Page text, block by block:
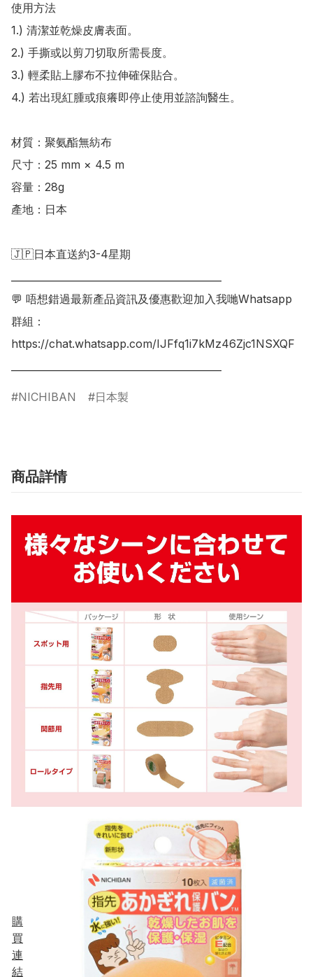
使用方法
1.) 清潔並乾燥皮膚表面。
2.) 手撕或以剪刀切取所需長度。
3.) 輕柔貼上膠布不拉伸確保貼合。
4.) 若出現紅腫或痕癢即停止使用並諮詢醫生。
材質：聚氨酯無紡布
尺寸：25 mm × 4.5 m
容量：28g
產地：日本
🇯🇵日本直送約3-4星期
💬 唔想錯過最新產品資訊及優惠歡迎加入我哋Whatsapp
群組：
https://chat.whatsapp.com/IJFfq1i7kMz46Zjc1NSXQF
NICHIBAN 日本製
商品詳情
購
買
連
結